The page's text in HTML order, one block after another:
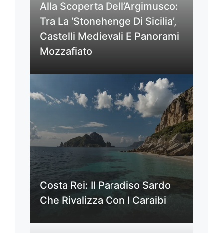
Alla Scoperta Dell’Argimusco:
Tra La ‘Stonehenge Di Sicilia’,
Castelli Medievali E Panorami
Mozzafiato
Costa Rei: Il Paradiso Sardo
Che Rivalizza Con I Caraibi